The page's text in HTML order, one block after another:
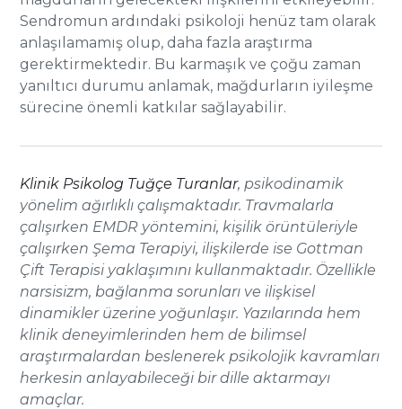
Sendromun ardındaki psikoloji henüz tam olarak
anlaşılamamış olup, daha fazla araştırma
gerektirmektedir​​. Bu karmaşık ve çoğu zaman
yanıltıcı durumu anlamak, mağdurların iyileşme
sürecine önemli katkılar sağlayabilir.
Klinik Psikolog Tuğçe Turanlar, psikodinamik
yönelim ağırlıklı çalışmaktadır. Travmalarla
çalışırken EMDR yöntemini, kişilik örüntüleriyle
çalışırken Şema Terapiyi, ilişkilerde ise Gottman
Çift Terapisi yaklaşımını kullanmaktadır. Özellikle
narsisizm, bağlanma sorunları ve ilişkisel
dinamikler üzerine yoğunlaşır. Yazılarında hem
klinik deneyimlerinden hem de bilimsel
araştırmalardan beslenerek psikolojik kavramları
herkesin anlayabileceği bir dille aktarmayı
amaçlar.